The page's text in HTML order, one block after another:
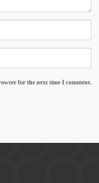
for the next time I comment.